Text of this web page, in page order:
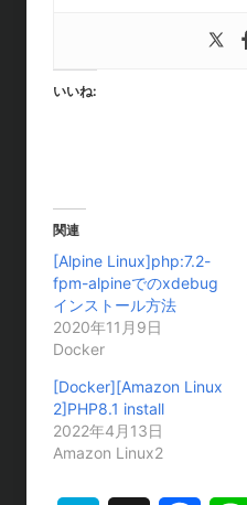
いいね:
関連
[Alpine Linux]php:7.2-
fpm-alpineでのxdebug
インストール方法
2020年11月9日
Docker
[Docker][Amazon Linux
2]PHP8.1 install
2022年4月13日
Amazon Linux2